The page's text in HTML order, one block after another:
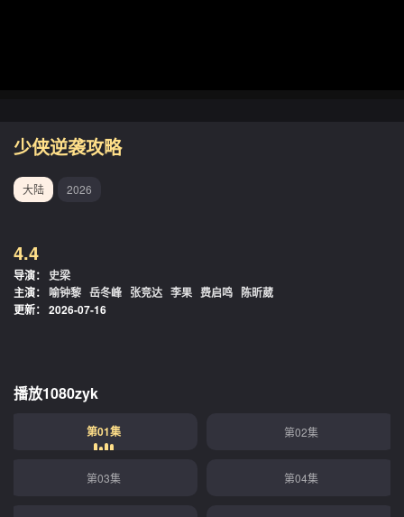
少侠逆袭攻略
大陆 2026
4.4
导演： 史梁
主演：
喻钟黎 岳冬峰 张竞达 李果 费启鸣 陈昕葳
更新： 2026-07-16
播放1080zyk
第01集 第02集
第03集 第04集